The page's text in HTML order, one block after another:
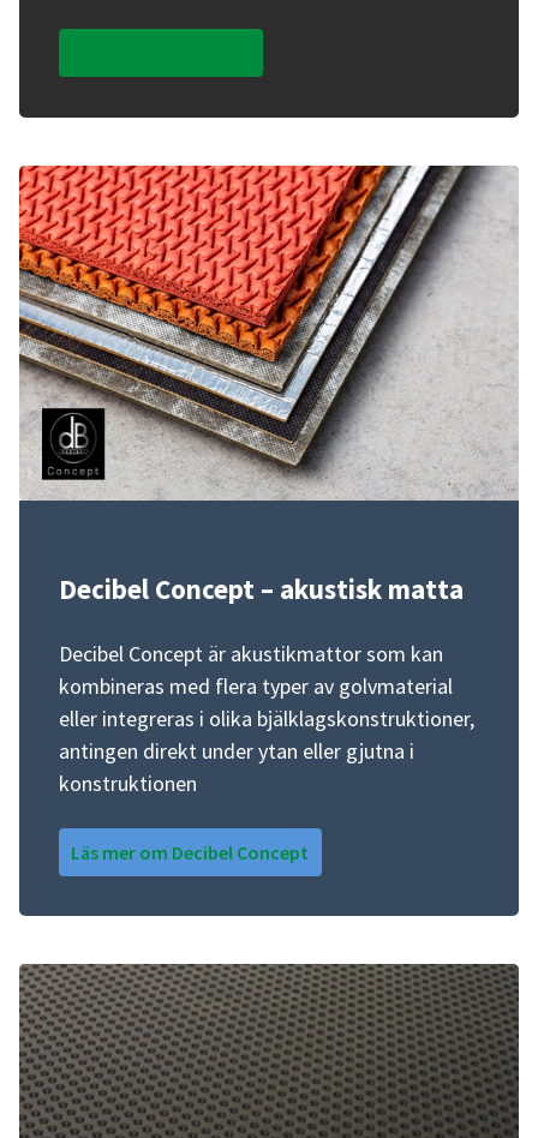
Decibel Concept – akustisk matta
Decibel Concept är akustikmattor som kan
kombineras med flera typer av golvmaterial
eller integreras i olika bjälklagskonstruktioner,
antingen direkt under ytan eller gjutna i
konstruktionen
Läs mer om Decibel Concept